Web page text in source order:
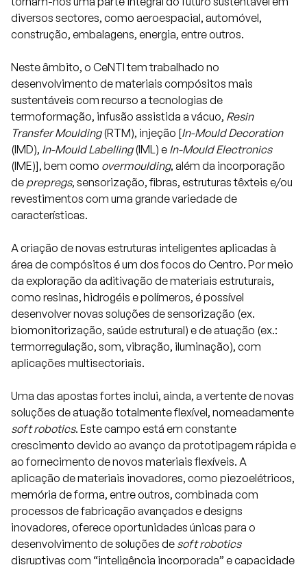
diversos sectores, como aeroespacial, automóvel,
construção, embalagens, energia, entre outros.
Neste âmbito, o CeNTI tem trabalhado no
desenvolvimento de materiais compósitos mais
sustentáveis com recurso a tecnologias de
termoformação, infusão assistida a vácuo, Resin
Transfer Moulding(RTM), injeção [In-Mould Decoration
(IMD), In-Mould Labelling(IML) e In-Mould Electronics
(IME)], bem como overmoulding, além da incorporação
de prepregs, sensorização, fibras, estruturas têxteis e/ou
revestimentos com uma grande variedade de
características.
A criação de novas estruturas inteligentes aplicadas à
área de compósitos é um dos focos do Centro. Por meio
da exploração da aditivação de materiais estruturais,
como resinas, hidrogéis e polímeros, é possível
desenvolver novas soluções de sensorização (ex.
biomonitorização, saúde estrutural) e de atuação (ex.:
termorregulação, som, vibração, iluminação), com
aplicações multisectoriais.
Uma das apostas fortes inclui, ainda, a vertente de novas
soluções de atuação totalmente flexível, nomeadamente
soft robotics. Este campo está em constante
crescimento devido ao avanço da prototipagem rápida e
ao fornecimento de novos materiais flexíveis. A
aplicação de materiais inovadores, como piezoelétricos,
memória de forma, entre outros, combinada com
processos de fabricação avançados e designs
inovadores, oferece oportunidades únicas para o
desenvolvimento de soluções de soft robotics
disruptivas com “inteligência incorporada” e capacidade